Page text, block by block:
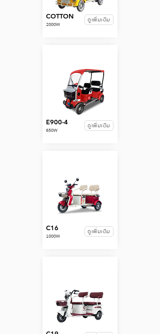
COTTON
2000W
ดูเพิ่มเติม
E900-4
650W
ดูเพิ่มเติม
C16
1000W
ดูเพิ่มเติม